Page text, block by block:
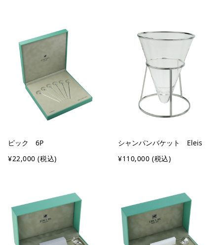
ピック 6P
¥22,000 (税込)
シャンパンバケット Eleis
¥110,000 (税込)